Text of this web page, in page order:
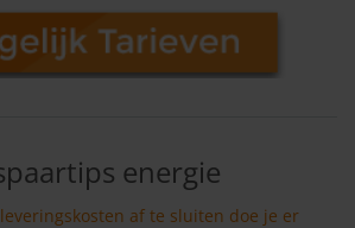
energie
af te sluiten doe je er